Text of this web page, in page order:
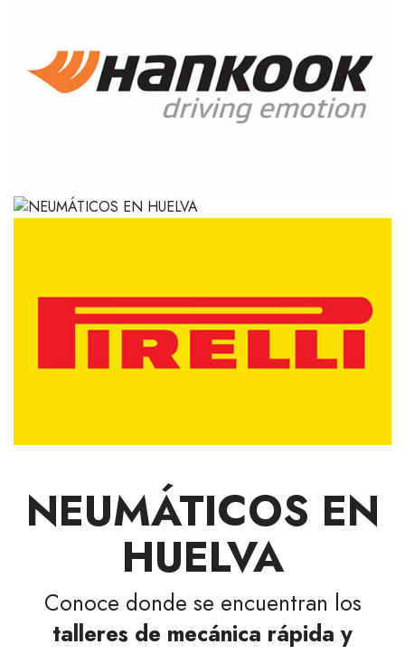
NEUMÁTICOS EN
HUELVA
Conoce donde se encuentran los
talleres de mecánica rápida y